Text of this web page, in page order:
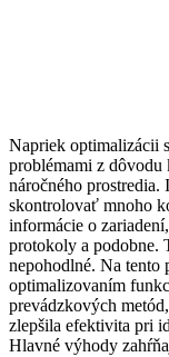
Napriek optimalizácii
problémami z dôvodu
náročného prostredia.
skontrolovať mnoho
informácie o
protokoly a podobne.
nepohodlné. Na tento
optimalizovaním
prevádzkových
zlepšila efektivita pri
Hlavné výhody